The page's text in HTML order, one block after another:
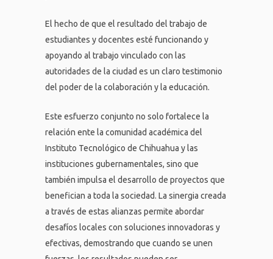
El hecho de que el resultado del trabajo de
estudiantes y docentes esté funcionando y
apoyando al trabajo vinculado con las
autoridades de la ciudad es un claro testimonio
del poder de la colaboración y la educación.
Este esfuerzo conjunto no solo fortalece la
relación ente la comunidad académica del
Instituto Tecnológico de Chihuahua y las
instituciones gubernamentales, sino que
también impulsa el desarrollo de proyectos que
benefician a toda la sociedad. La sinergia creada
a través de estas alianzas permite abordar
desafíos locales con soluciones innovadoras y
efectivas, demostrando que cuando se unen